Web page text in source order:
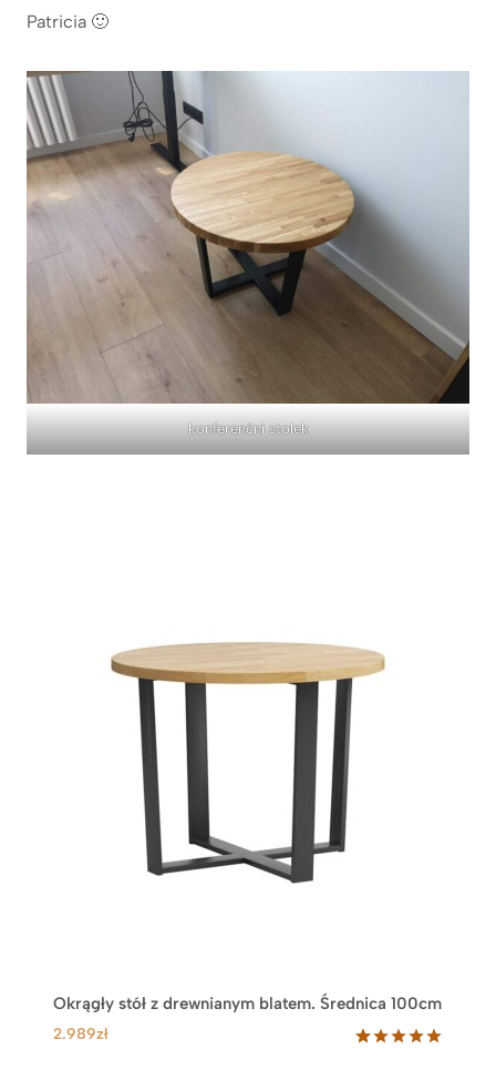
Patricia 🙂
konferenční stolek
Okrągły stół z drewnianym blatem. Średnica 100cm
2.989zł